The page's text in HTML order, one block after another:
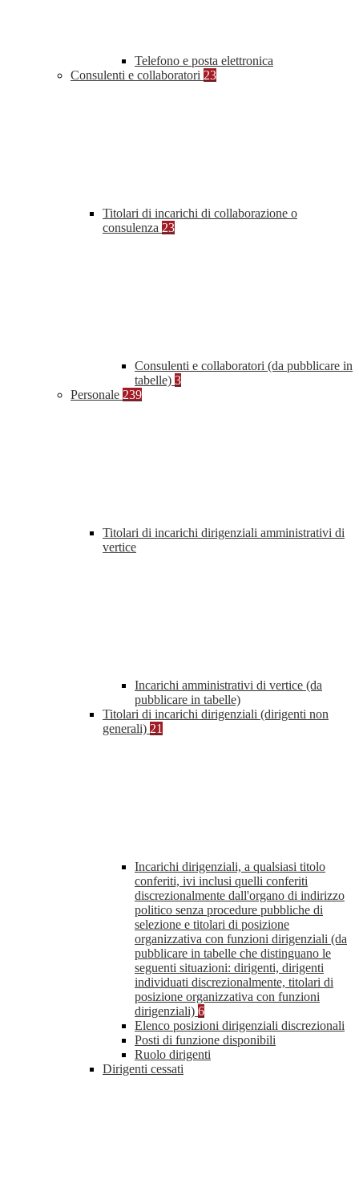
Telefono e posta elettronica
Consulenti e collaboratori 23
Titolari di incarichi di collaborazione o
consulenza 23
Consulenti e collaboratori (da pubblicare in
tabelle) 3
Personale 239
Titolari di incarichi dirigenziali amministrativi di
vertice
Incarichi amministrativi di vertice (da
pubblicare in tabelle)
Titolari di incarichi dirigenziali (dirigenti non
generali) 21
Incarichi dirigenziali, a qualsiasi titolo
conferiti, ivi inclusi quelli conferiti
discrezionalmente dall'organo di indirizzo
politico senza procedure pubbliche di
selezione e titolari di posizione
organizzativa con funzioni dirigenziali (da
pubblicare in tabelle che distinguano le
seguenti situazioni: dirigenti, dirigenti
individuati discrezionalmente, titolari di
posizione organizzativa con funzioni
dirigenziali) 6
Elenco posizioni dirigenziali discrezionali
Posti di funzione disponibili
Ruolo dirigenti
Dirigenti cessati